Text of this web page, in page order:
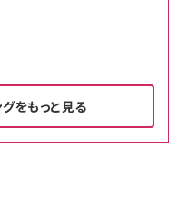
をもっと見る